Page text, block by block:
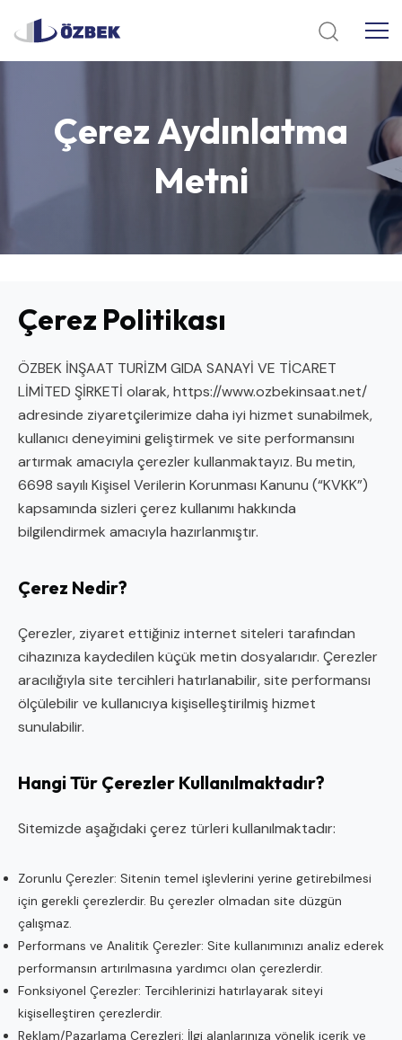
ÇerezAydınlatma
Metni
Çerez Politikası
ÖZBEK İNŞAAT TURİZM GIDA SANAYİ VE TİCARET
LİMİTED ŞİRKETİ olarak,https://www.ozbekinsaat.net/
adresinde ziyaretçilerimize daha iyi hizmet sunabilmek,
kullanıcı deneyimini geliştirmek ve site performansını
artırmak amacıyla çerezler kullanmaktayız. Bu metin,
6698 sayılı Kişisel Verilerin Korunması Kanunu (“KVKK”)
kapsamında sizleri çerez kullanımı hakkında
bilgilendirmek amacıyla hazırlanmıştır.
Çerez Nedir?
Çerezler, ziyaret ettiğiniz internet siteleri tarafından
cihazınıza kaydedilen küçük metin dosyalarıdır. Çerezler
aracılığıyla site tercihleri hatırlanabilir, site performansı
ölçülebilir ve kullanıcıya kişiselleştirilmiş hizmet
sunulabilir.
Hangi Tür Çerezler Kullanılmaktadır?
Sitemizde aşağıdaki çerez türleri kullanılmaktadır:
Zorunlu Çerezler: Sitenin temel işlevlerini yerine getirebilmesi
için gerekli çerezlerdir. Bu çerezler olmadan site düzgün
çalışmaz.
Performans ve Analitik Çerezler: Site kullanımınızı analiz ederek
performansın artırılmasına yardımcı olan çerezlerdir.
Fonksiyonel Çerezler: Tercihlerinizi hatırlayarak siteyi
kişiselleştiren çerezlerdir.
Reklam/Pazarlama Çerezleri: İlgi alanlarınıza yönelik içerik ve